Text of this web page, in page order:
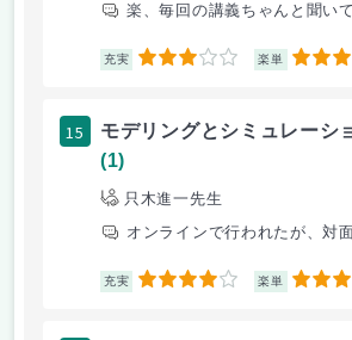
楽、毎回の講義ちゃんと聞い
充実 3 楽単 3
15
モデリングとシミュレーシ
(1)
只木進一先生
オンラインで行われたが、対
充実 4 楽単 3